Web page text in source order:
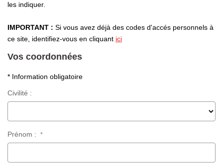
les indiquer.
IMPORTANT : Si vous avez déjà des codes d'accés personnels à
ce site, identifiez-vous en cliquant ici
Vos coordonnées
* Information obligatoire
Civilité :
Prénom : *